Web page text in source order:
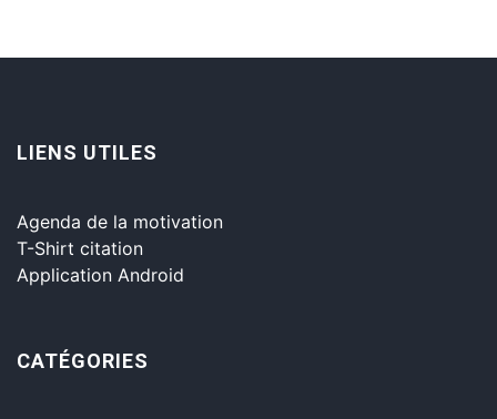
LIENS UTILES
Agenda de la motivation
T-Shirt citation
Application Android
CATÉGORIES